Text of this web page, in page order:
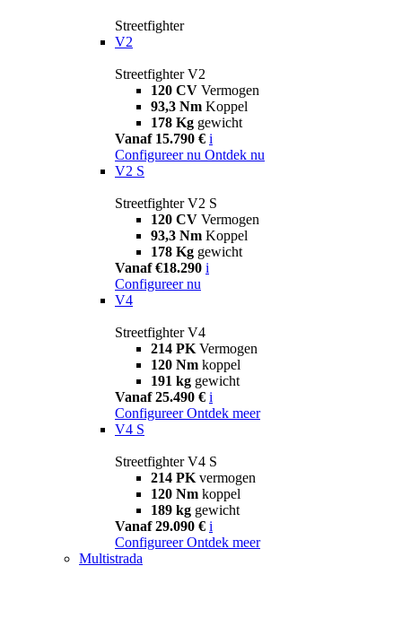
Streetfighter
V2
Streetfighter V2
120 CV Vermogen
93,3 Nm Koppel
178 Kg gewicht
Vanaf 15.790 € i
Configureer nu Ontdek nu
V2 S
Streetfighter V2 S
120 CV Vermogen
93,3 Nm Koppel
178 Kg gewicht
Vanaf €18.290 i
Configureer nu
V4
Streetfighter V4
214 PK Vermogen
120 Nm koppel
191 kg gewicht
Vanaf 25.490 € i
Configureer Ontdek meer
V4 S
Streetfighter V4 S
214 PK vermogen
120 Nm koppel
189 kg gewicht
Vanaf 29.090 € i
Configureer Ontdek meer
Multistrada